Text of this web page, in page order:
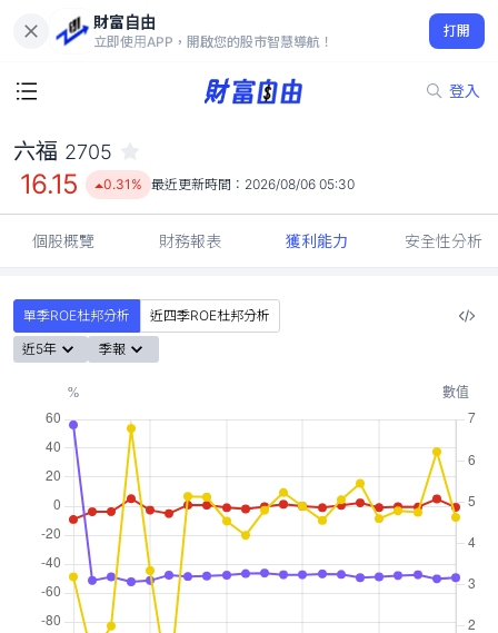
財富自由
立即使用APP，開啟您的股市智慧導航！
打開
登入
16.15
0.31%
六福 2705
16.15 0.31% 最近更新時間： 2026/08/06 05:30
個股概覽 財務報表 獲利能力 安全性分析
單季ROE杜邦分析
近四季ROE杜邦分析
近5年
季報